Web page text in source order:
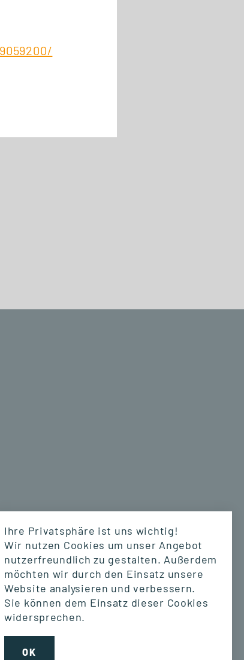
Ihre Privatsphäre ist uns wichtig!
Wir nutzen Cookies um unser Angebot
nutzerfreundlich zu gestalten. Außerdem
möchten wir durch den Einsatz unsere
Website analysieren und verbessern.
Sie können dem Einsatz dieser Cookies
widersprechen.
OK